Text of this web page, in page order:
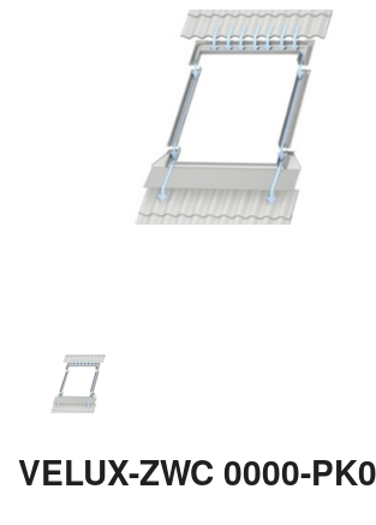
VELUX-ZWC 0000-